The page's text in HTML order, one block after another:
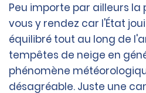
Peu importe par ailleurs la
vous y rendez car l'État
équilibré tout au long de
tempêtes de neige en
phénomène
désagréable. Juste une